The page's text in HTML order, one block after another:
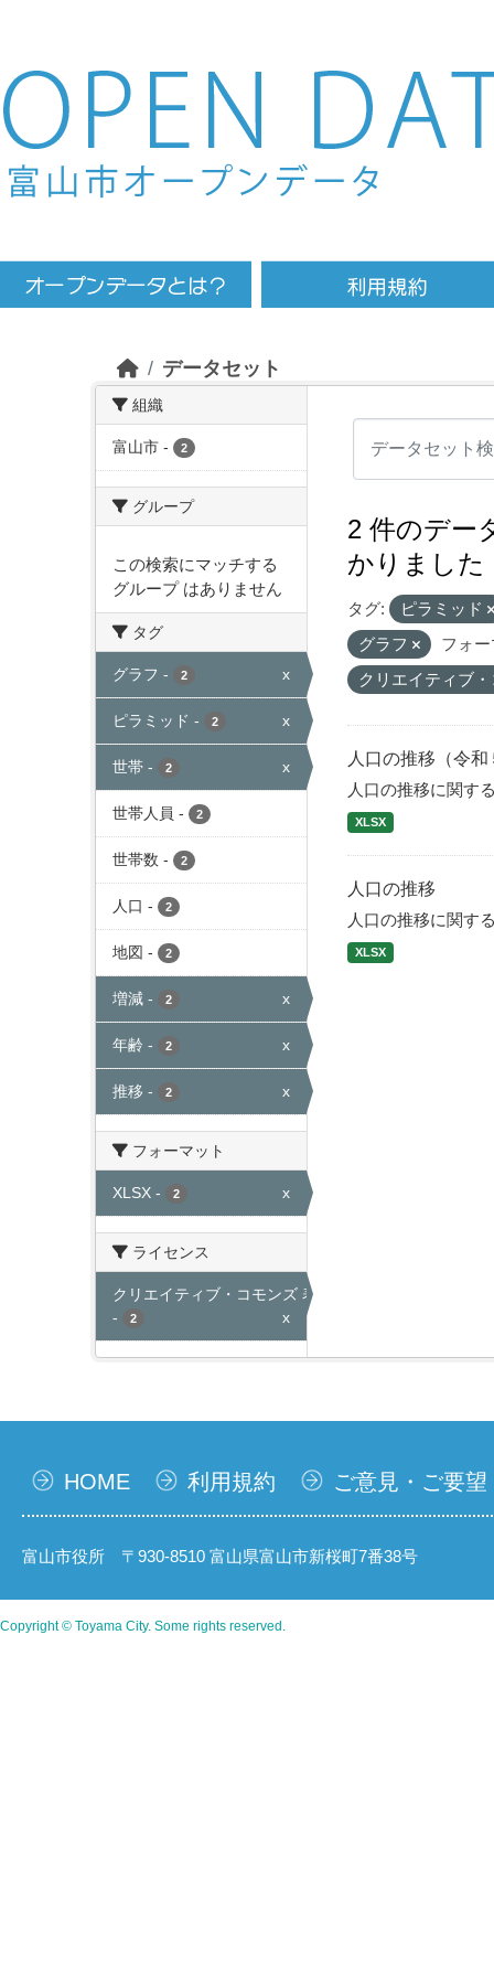
Skip to main content
データセット
組織
富山市 - 2
グループ
この検索にマッチする
グループ はありません
タグ
グラフ - 2 x
ピラミッド - 2 x
世帯 - 2 x
世帯人員 - 2
世帯数 - 2
人口 - 2
地図 - 2
増減 - 2 x
年齢 - 2 x
推移 - 2 x
フォーマット
XLSX - 2 x
ライセンス
クリエイティブ・コモンズ 表示
-
2 x
2 件のデー
かりました
タグ:
ピラミッド
グラフ
フォ
クリエイティブ
人口の推移（令和
人口の推移に関す
XLSX
人口の推移
人口の推移に関す
XLSX
HOME 利用規約 ご意見・ご要望
富山市役所 〒930-8510 富山県富山市新桜町7番38号
Copyright © Toyama City. Some rights reserved.